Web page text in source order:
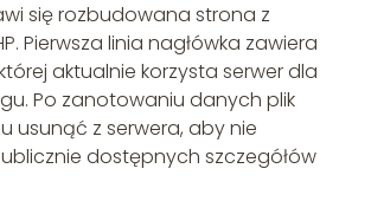
się rozbudowana strona z
Pierwsza linia nagłówka zawiera
aktualnie korzysta serwer dla
Po zanotowaniu danych plik
usunąć z serwera, aby nie
dostępnych szczegółów